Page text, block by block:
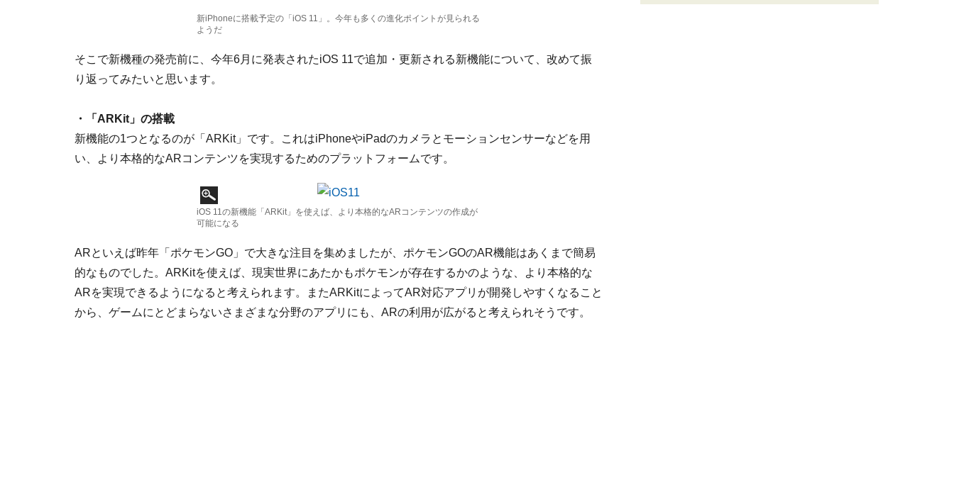
新iPhoneに搭載予定の「iOS 11」。今年も多くの進化ポイントが見られる
ようだ
そこで新機種の発売前に、今年6月に発表されたiOS 11で追加・更新される新機能について、改めて振
り返ってみたいと思います。
・「ARKit」の搭載
新機能の1つとなるのが「ARKit」です。これはiPhoneやiPadのカメラとモーションセンサーなどを用
い、より本格的なARコンテンツを実現するためのプラットフォームです。
iOS 11の新機能「ARKit」を使えば、より本格的なARコンテンツの作成が
可能になる
ARといえば昨年「ポケモンGO」で大きな注目を集めましたが、ポケモンGOのAR機能はあくまで簡易
的なものでした。ARKitを使えば、現実世界にあたかもポケモンが存在するかのような、より本格的な
ARを実現できるようになると考えられます。またARKitによってAR対応アプリが開発しやすくなること
から、ゲームにとどまらないさまざまな分野のアプリにも、ARの利用が広がると考えられそうです。